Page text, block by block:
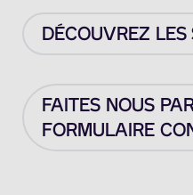
DÉCOUVREZ
FAITES NOUS
FORMULAIRE